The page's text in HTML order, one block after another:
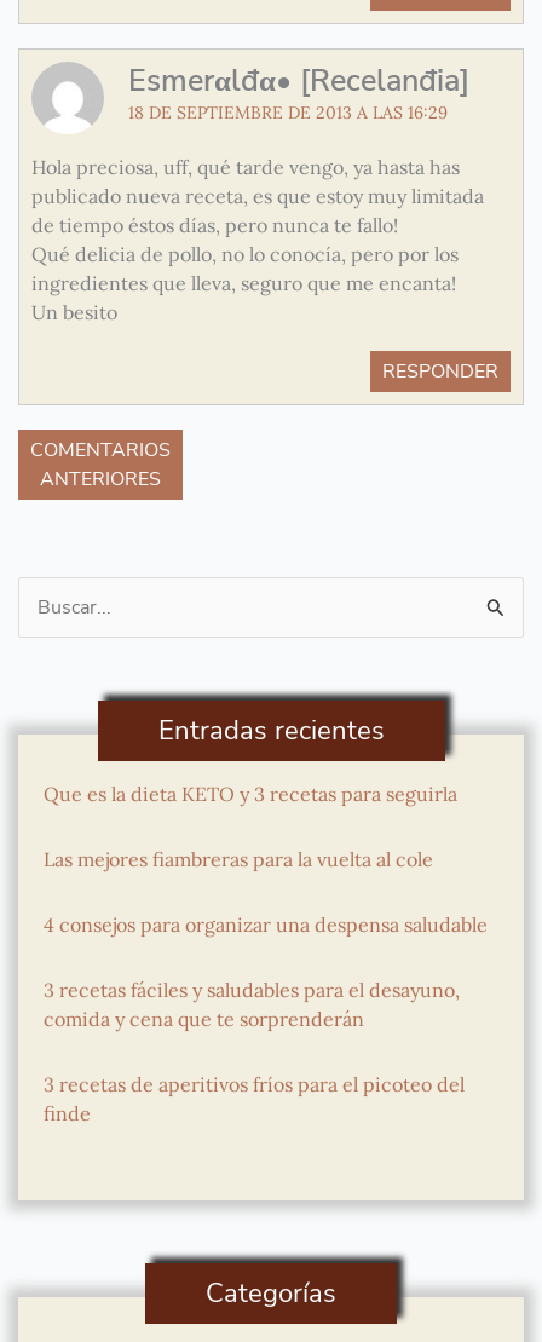
Esmerαlđα• [Recelanđia]
18 DE SEPTIEMBRE DE 2013 A LAS 16:29
Hola preciosa, uff, qué tarde vengo, ya hasta has
publicado nueva receta, es que estoy muy limitada
de tiempo éstos días, pero nunca te fallo!
Qué delicia de pollo, no lo conocía, pero por los
ingredientes que lleva, seguro que me encanta!
Un besito
RESPONDER
COMENTARIOS
ANTERIORES
Buscar
por:
Entradas recientes
Que es la dieta KETO y 3 recetas para seguirla
Las mejores fiambreras para la vuelta al cole
4 consejos para organizar una despensa saludable
3 recetas fáciles y saludables para el desayuno,
comida y cena que te sorprenderán
3 recetas de aperitivos fríos para el picoteo del
finde
Categorías